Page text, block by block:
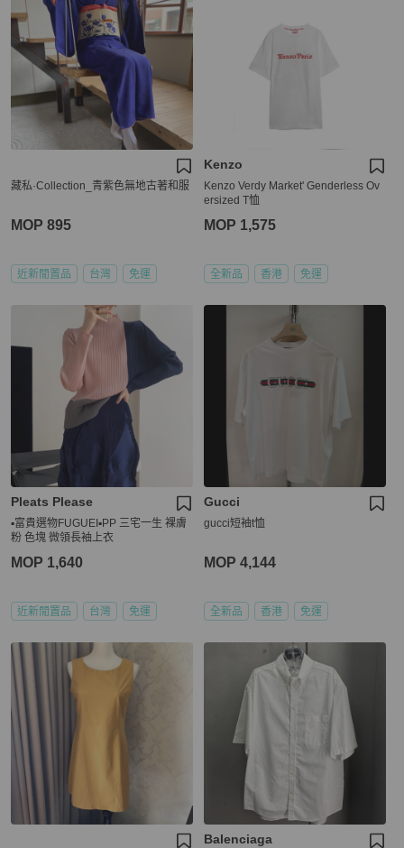
藏私·Collection_青紫色無地古著和服
MOP 895
近新閒置品 台灣 免運
Kenzo
Kenzo Verdy Market' Genderless Ov
ersized T恤
MOP 1,575
全新品 香港 免運
Pleats Please
▪️富貴選物FUGUEI▪️PP 三宅一生 裸膚
粉 色塊 微領長袖上衣
MOP 1,640
近新閒置品 台灣 免運
Gucci
gucci短袖t恤
MOP 4,144
全新品 香港 免運
Balenciaga